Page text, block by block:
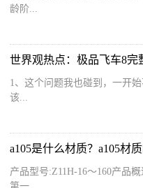
龄阶...
世界观热点：极品飞车8完
1、这个问题我也碰到，一开
该...
a105是什么材质？a105材
产品型号:Z11H-16～160产品